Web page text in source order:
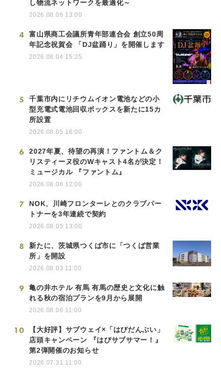
し物流ネットワークを最適化～
2026.08.06 13:00
4
富山県商工会議所青年部連合会 創立50周
年記念祝賀会 「DJ盆踊り」を開催します
2026.08.04 15:25
5
千葉市内にリチウムイオン電池などの小
型充電式電池回収ボックスを新たに15カ
所設置
2026.08.05 16:00
6
2027年夏、待望の再演！ファントム＆ク
リスティーヌ役のWキャスト4名が決定！
ミュージカル 『ファントム』
2026.08.06 12:00
7
NOK、川崎フロンターレとのクラブパー
トナーを3年連続で契約
2026.08.05 13:00
8
新たに、茨城県つくば市に「つくば営業
所」を開設
2026.08.03 11:00
9
亀の井ホテル 有馬 有馬の歴史と文化に触
れる秋の宿泊プランを9月から展開
2026.08.06 11:00
10
【大好評】サブウェイ×「はぴだんぶい」
店頭キャンペーン 『はぴサブサマー！』
第2弾開催のお知らせ
2026.07.31 11:00